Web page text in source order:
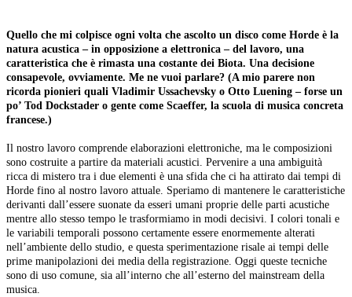
Quello che mi colpisce ogni volta che ascolto un disco come Horde è la
natura acustica – in opposizione a elettronica – del lavoro, una
caratteristica che è rimasta una costante dei Biota. Una decisione
consapevole, ovviamente. Me ne vuoi parlare? (A mio parere non
ricorda pionieri quali Vladimir Ussachevsky o Otto Luening – forse un
po’ Tod Dockstader o gente come Scaeffer, la scuola di musica concreta
francese.)
Il nostro lavoro comprende elaborazioni elettroniche, ma le composizioni
sono costruite a partire da materiali acustici. Pervenire a una ambiguità
ricca di mistero tra i due elementi è una sfida che ci ha attirato dai tempi di
Horde fino al nostro lavoro attuale. Speriamo di mantenere le caratteristiche
derivanti dall’essere suonate da esseri umani proprie delle parti acustiche
mentre allo stesso tempo le trasformiamo in modi decisivi. I colori tonali e
le variabili temporali possono certamente essere enormemente alterati
nell’ambiente dello studio, e questa sperimentazione risale ai tempi delle
prime manipolazioni dei media della registrazione. Oggi queste tecniche
sono di uso comune, sia all’interno che all’esterno del mainstream della
musica.